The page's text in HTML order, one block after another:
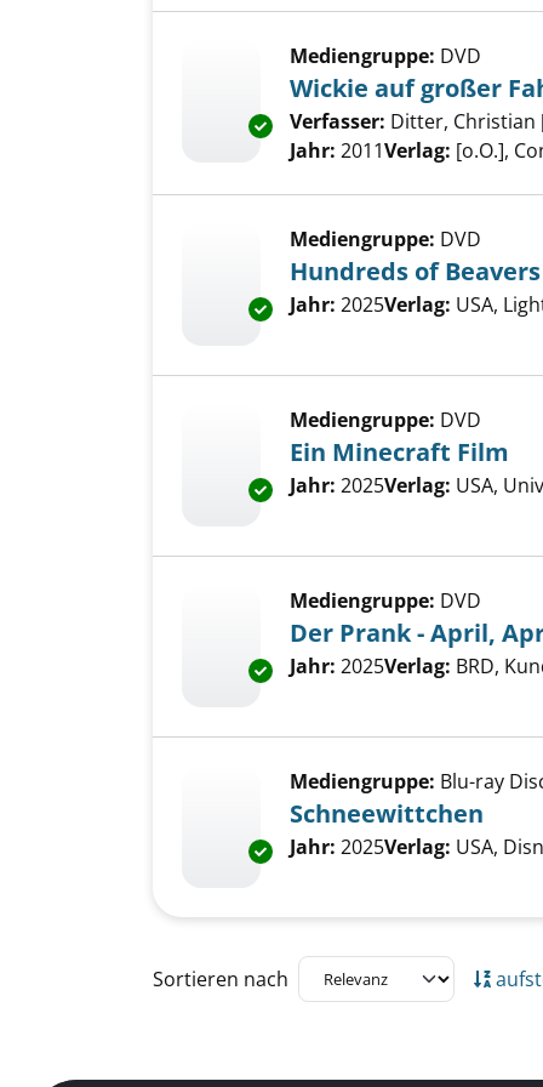
Exemplar-Details von Wickie
Mediengruppe: DVD
Wickie auf großer
Verfasser: Ditter, Christian
Jahr: 2011Verlag: [o.O.],
Exemplar-Details von
Mediengruppe: DVD
Hundreds of Beavers
Suche nach diesem
Jahr: 2025Verlag: USA,
Exemplar-Details von Ein
Mediengruppe: DVD
Ein Minecraft Film
Suche nach diesem
Jahr: 2025Verlag: USA,
Exemplar-Details von Der
Mediengruppe: DVD
Der Prank - April,
Suche nach diesem
Jahr: 2025Verlag: BRD,
Exemplar-Details von
Mediengruppe: Blu-ray
Schneewittchen
Suche nach diesem
Jahr: 2025Verlag: USA,
Zu den Suchfiltern springen
Sortieren nach